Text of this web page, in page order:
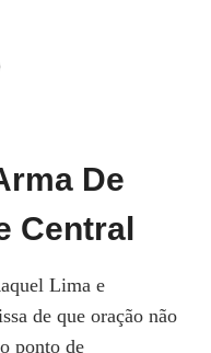
De
Central
Lima e
de que oração não
ponto de